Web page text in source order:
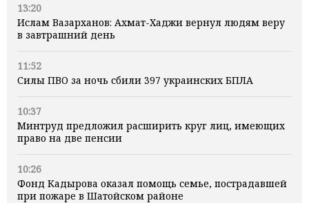
13:20
Ислам Вазарханов: Ахмат-Хаджи вернул людям веру
в завтрашний день
11:52
Силы ПВО за ночь сбили 397 украинских БПЛА
10:37
Минтруд предложил расширить круг лиц, имеющих
право на две пенсии
10:26
Фонд Кадырова оказал помощь семье, пострадавшей
при пожаре в Шатойском районе